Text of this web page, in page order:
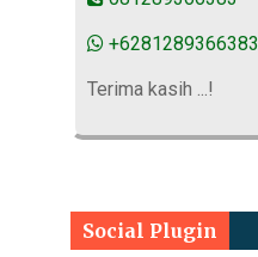
+6281289366383
Terima kasih ...!
Social Plugin